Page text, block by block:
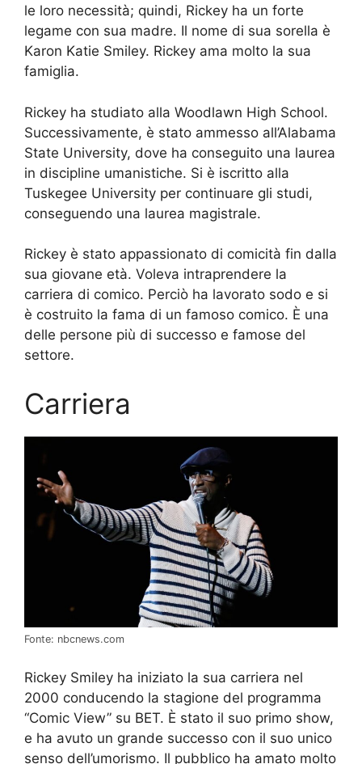
le loro necessità; quindi, Rickey ha un forte
legame con sua madre. Il nome di sua sorella è
Karon Katie Smiley. Rickey ama molto la sua
famiglia.
Rickey ha studiato alla Woodlawn High School.
Successivamente, è stato ammesso all’Alabama
State University, dove ha conseguito una laurea
in discipline umanistiche. Si è iscritto alla
Tuskegee University per continuare gli studi,
conseguendo una laurea magistrale.
Rickey è stato appassionato di comicità fin dalla
sua giovane età. Voleva intraprendere la
carriera di comico. Perciò ha lavorato sodo e si
è costruito la fama di un famoso comico. È una
delle persone più di successo e famose del
settore.
Carriera
Fonte: nbcnews.com
Rickey Smiley ha iniziato la sua carriera nel
2000 conducendo la stagione del programma
“Comic View” su BET. È stato il suo primo show,
e ha avuto un grande successo con il suo unico
senso dell’umorismo. Il pubblico ha amato molto